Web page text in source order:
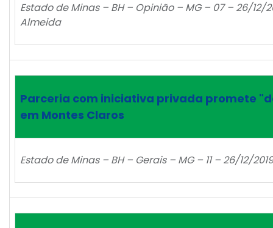
Estado de Minas – BH – Opinião – MG – 07 – 26/12/
Almeida
Parceria com iniciativa privada promete
em Montes Claros
Estado de Minas – BH – Gerais – MG – 11 – 26/12/